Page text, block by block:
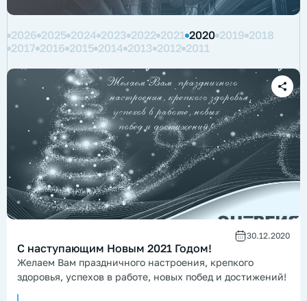
2026 2025 2024 2023 2022 2021 2020 2019 2018
2017 2016 2015 2014 2013 2012 2011
30.12.2020
С наступающим Новым 2021 Годом!
Желаем Вам праздничного настроения, крепкого
здоровья, успехов в работе, новых побед и достижений!